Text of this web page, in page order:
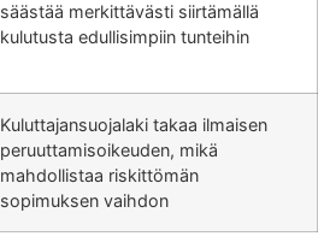
säästää merkittävästi siirtämällä
kulutusta edullisimpiin tunteihin
Kuluttajansuojalaki takaa ilmaisen
peruuttamisoikeuden, mikä
mahdollistaa riskittömän
sopimuksen vaihdon